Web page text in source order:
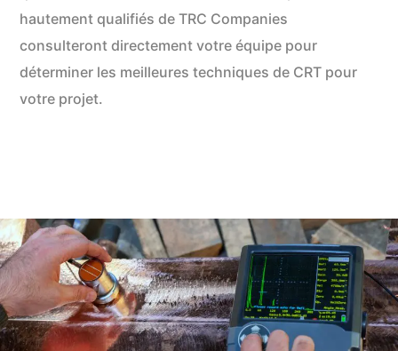
hautement qualifiés de TRC Companies
consulteront directement votre équipe pour
déterminer les meilleures techniques de CRT pour
votre projet.